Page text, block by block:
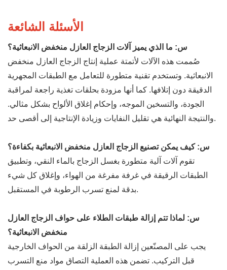
الأسئلة الشائعة
س: ما الذي يميز آلات الزجاج العازل منخفض الانبعاثية؟
صُممت هذه الآلات لأتمتة عملية إنتاج الزجاج العازل منخفض
الانبعاثية. وتستخدم تقنية متطورة للتعامل مع الطبقات المجهرية
الدقيقة دون إتلافها. كما أنها مزودة بحلقات تغذية راجعة لمراقبة
الجودة، والتسخين الموجه، وإحكام إغلاق الألواح بشكل مثالي.
والنتيجة النهائية هي تقليل النفايات وزيادة الإنتاجية إلى أقصى حد.
س: كيف يمكن تصنيع الزجاج العازل منخفض الانبعاثية بكفاءة؟
تقوم آلات آلية متطورة بغسل الزجاج بالماء النقي، وتطبيق
الطبقات الرقيقة في غرفة مفرغة من الهواء، وإغلاق كل شيء
بدقة لمنع تسرب الرطوبة في المستقبل.
س: لماذا تتم إزالة طبقات الطلاء على حواف الزجاج العازل
منخفض الانبعاثية؟
يجب على المصنّعين إزالة الطبقة الزلقة من الحواف الخارجية
قبل التركيب. تضمن هذه العملية التصاق مواد منع التسرب